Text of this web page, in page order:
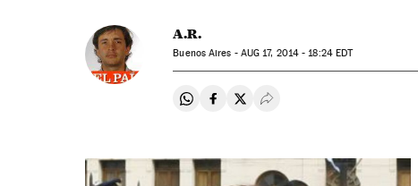
A.R.
Buenos Aires - AUG 17, 2014 - 18:24EDT
Compartir en Whatsapp
Compartir en Facebook
Compartir en Twitter
Desplegar Redes Sociales